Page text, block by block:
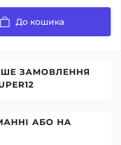
До кошика
ЗАМОВЛЕННЯ
АБО НА